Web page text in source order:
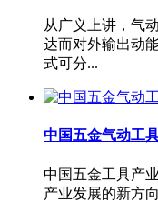
从广义上讲，气
达而对外输出动
式可分...
中国五金气动工
中国五金工具产
产业发展的新方